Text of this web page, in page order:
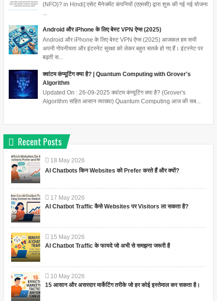
(NFO)? in Hindi] एसेट मैनेजमेंट कंपनियों (एएमसी) द्वारा शुरू की गई नई योजना
Android और iPhone के लिए बेस्ट VPN ऐप्स (2025)
Android और iPhone के लिए बेस्ट VPN ऐप्स (2025) आजकल हम सभी
अपनी गोपनीयता और इंटरनेट सुरक्षा को लेकर बहुत सतर्क हो गए हैं। इंटरनेट पर
बढ़ती स...
क्वांटम कंप्यूटिंग क्या है? | Quantum Computing with Grover's
Algorithm
Updated On : 26-09-2025 क्वांटम कंप्यूटिंग क्या है? (Grover's
Algorithm सहित आसान व्याख्या) Quantum Computing आज की सब...
Recent Posts
18 May 2026
AI Chatbots किन Websites को Prefer करते हैं और क्यों?
17 May 2026
AI Chatbot Traffic कैसे Websites पर Visitors ला सकता है?
15 May 2026
AI Chatbot Traffic के फायदे जो अभी से समझना जरूरी है
10 May 2026
15 आसान और असरदार मार्केटिंग तरीके जो हर कोई इस्तेमाल कर सकता है।